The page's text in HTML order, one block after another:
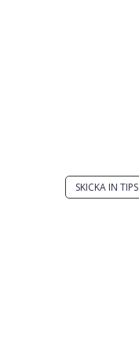
SKICKA IN TIPS